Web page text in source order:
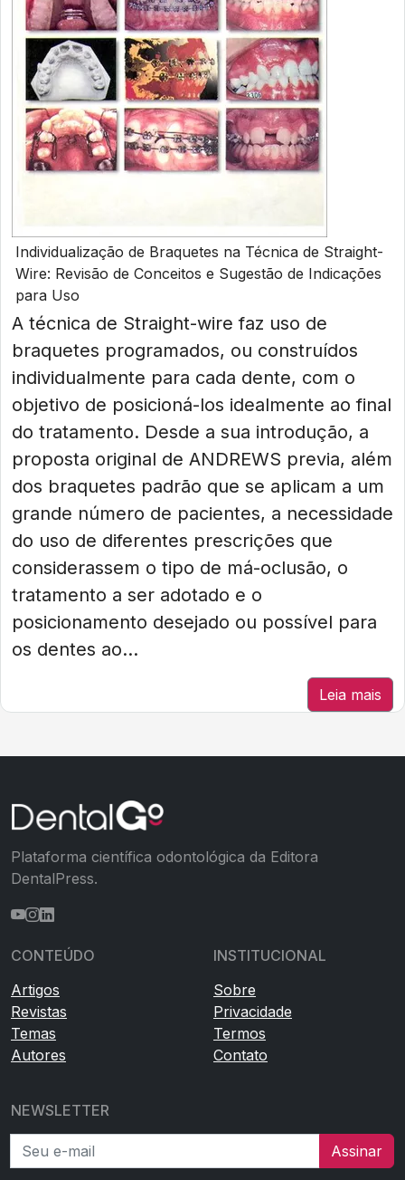
Individualização de Braquetes na Técnica de Straight-
Wire: Revisão de Conceitos e Sugestão de Indicações
para Uso
A técnica de Straight-wire faz uso de
braquetes programados, ou construídos
individualmente para cada dente, com o
objetivo de posicioná-los idealmente ao final
do tratamento. Desde a sua introdução, a
proposta original de ANDREWS previa, além
dos braquetes padrão que se aplicam a um
grande número de pacientes, a necessidade
do uso de diferentes prescrições que
considerassem o tipo de má-oclusão, o
tratamento a ser adotado e o
posicionamento desejado ou possível para
os dentes ao...
Leia mais
Plataforma científica odontológica da Editora
DentalPress.
CONTEÚDO
Artigos
Revistas
Temas
Autores
INSTITUCIONAL
Sobre
Privacidade
Termos
Contato
NEWSLETTER
Seu e-mail
Assinar